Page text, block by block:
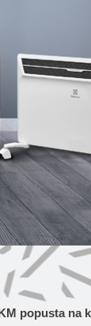
popusta na
Famatel
2,30